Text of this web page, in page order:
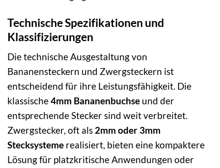
Technische Spezifikationen und
Klassifizierungen
Die technische Ausgestaltung von
Bananensteckern und Zwergsteckern ist
entscheidend für ihre Leistungsfähigkeit. Die
klassische4mm Bananenbuchse und der
entsprechende Stecker sind weit verbreitet.
Zwergstecker, oft als 2mm oder 3mm
Stecksysteme realisiert, bieten eine kompaktere
Lösung für platzkritische Anwendungen oder